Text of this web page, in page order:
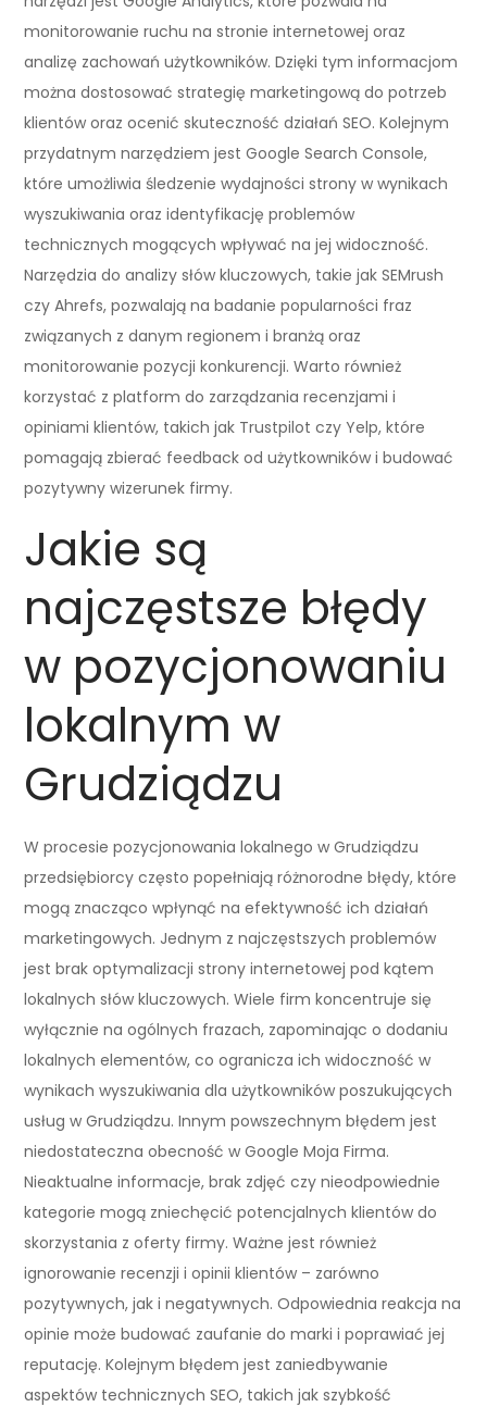
monitorowanie ruchu na stronie internetowej oraz
analizę zachowań użytkowników. Dzięki tym informacjom
można dostosować strategię marketingową do potrzeb
klientów oraz ocenić skuteczność działań SEO. Kolejnym
przydatnym narzędziem jest Google Search Console,
które umożliwia śledzenie wydajności strony w wynikach
wyszukiwania oraz identyfikację problemów
technicznych mogących wpływać na jej widoczność.
Narzędzia do analizy słów kluczowych, takie jak SEMrush
czy Ahrefs, pozwalają na badanie popularności fraz
związanych z danym regionem i branżą oraz
monitorowanie pozycji konkurencji. Warto również
korzystać z platform do zarządzania recenzjami i
opiniami klientów, takich jak Trustpilot czy Yelp, które
pomagają zbierać feedback od użytkowników i budować
pozytywny wizerunek firmy.
Jakie są
najczęstsze błędy
w pozycjonowaniu
lokalnym w
Grudziądzu
W procesie pozycjonowania lokalnego w Grudziądzu
przedsiębiorcy często popełniają różnorodne błędy, które
mogą znacząco wpłynąć na efektywność ich działań
marketingowych. Jednym z najczęstszych problemów
jest brak optymalizacji strony internetowej pod kątem
lokalnych słów kluczowych. Wiele firm koncentruje się
wyłącznie na ogólnych frazach, zapominając o dodaniu
lokalnych elementów, co ogranicza ich widoczność w
wynikach wyszukiwania dla użytkowników poszukujących
usług w Grudziądzu. Innym powszechnym błędem jest
niedostateczna obecność w Google Moja Firma.
Nieaktualne informacje, brak zdjęć czy nieodpowiednie
kategorie mogą zniechęcić potencjalnych klientów do
skorzystania z oferty firmy. Ważne jest również
ignorowanie recenzji i opinii klientów – zarówno
pozytywnych, jak i negatywnych. Odpowiednia reakcja na
opinie może budować zaufanie do marki i poprawiać jej
reputację. Kolejnym błędem jest zaniedbywanie
aspektów technicznych SEO, takich jak szybkość